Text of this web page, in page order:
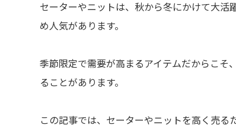
セーターやニットは、秋から冬にかけて大活
め人気があります。
季節限定で需要が高まるアイテムだからこ
ることがあります。
この記事では、セーターやニットを高く売